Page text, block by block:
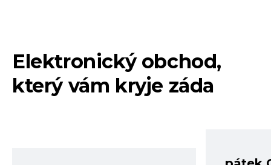
Elektronický obchod,
který vám kryje záda